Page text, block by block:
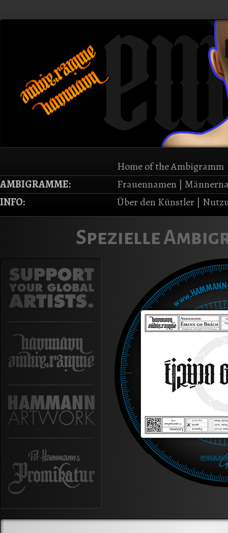
Home of the Ambigramm
AMBIGRAMME:
Frauennamen |
INFO:
Über den Künstler |
Spezielle